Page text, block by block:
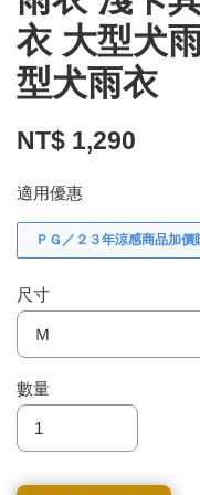
衣 大型犬
型犬雨衣
NT$ 1,290
適用優惠
ＰＧ／２３年涼感商品加價
尺寸
數量